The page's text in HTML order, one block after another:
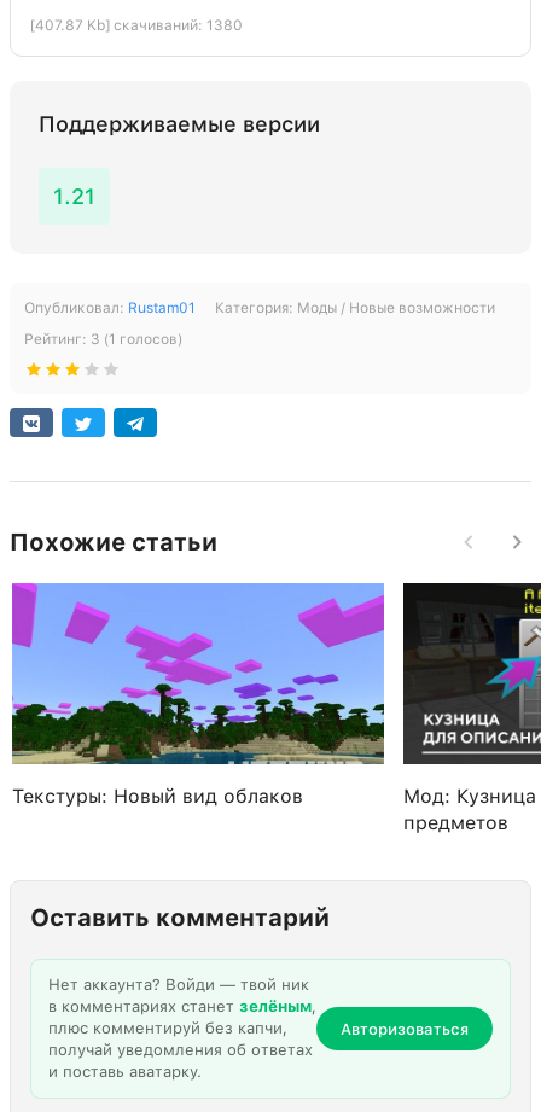
[407.87 Kb] скачиваний: 1380
Поддерживаемые версии
1.21
Опубликовал: Rustam01 Категория: Моды / Новые возможности
Рейтинг: 3 (1 голосов)
Похожие статьи
Текстуры: Новый вид облаков
Мод: Кузница
предметов
Оставить комментарий
Нет аккаунта? Войди — твой ник
в комментариях станет зелёным,
плюс комментируй без капчи,
получай уведомления об ответах
и поставь аватарку.
Авторизоваться